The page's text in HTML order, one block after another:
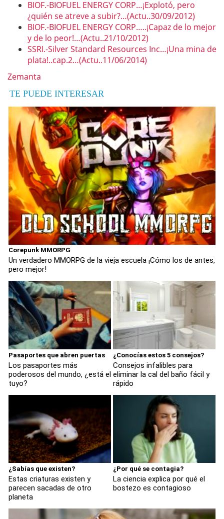
BIOF.-BIOFUEL ENERGY CORP…¡Explotó, pero
¿quién se atreve a subir?…(Actu..30/09/2012)
BIOF.-BIOFUEL ENERGY CORP…..¡Capaz de lo mejor
y de lo peor!…(Actu..21/10/2012)
SSRI.-Silver Standard Resources Inc…¡Una mina de
plata!..cap.2…(Actu..11/06/2014)
Zemanta
TE PUEDE INTERESAR
Corepunk MMORPG
Un verdadero MMORPG de la vieja escuela ¡Cómo los de antes,
pero mejor!
Pasaportes que abren puertas
Los pasaportes más
poderosos del mundo, ¿está el
tuyo?
¿Conocías estos 5 consejos?
Consejos infalibles para
eliminar la cal del baño fácil y
rápido
¿Sabías que existen?
Estas criaturas existen y
parecen sacadas de otro
planeta
¿Por qué se contagia?
La ciencia explica por qué el
bostezo es contagioso